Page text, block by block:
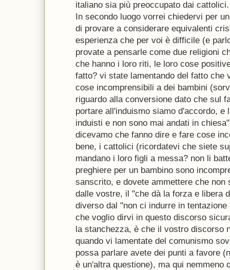
italiano sia più preoccupato dai cattolici.
In secondo luogo vorrei chiedervi per
di provare a considerare equivalenti
esperienza che per voi è difficile (e
provate a pensarle come due religioni
che hanno i loro riti, le loro cose
fatto? vi state lamentando del fatto che
cose incomprensibili a dei bambini
riguardo alla conversione dato che sul
portare all'induismo siamo d'accordo, e
induisti e non sono mai andati in
dicevamo che fanno dire e fare cose
bene, i cattolici (ricordatevi che siete
mandano i loro figli a messa? non li
preghiere per un bambino sono
sanscrito, e dovete ammettere che non
dalle vostre, il "che dà la forza e libera
diverso dal "non ci indurre in
che voglio dirvi in questo discorso
la stanchezza, è che il vostro discorso
quando vi lamentate del comunismo
possa parlare avete dei punti a favore
è un'altra questione), ma qui nemmeno